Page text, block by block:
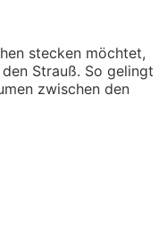
stecken möchtet,
Strauß. So gelingt
zwischen den